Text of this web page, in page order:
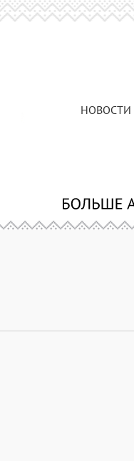
НОВОСТИ